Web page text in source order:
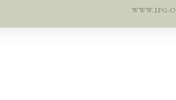
WWW.IPG-